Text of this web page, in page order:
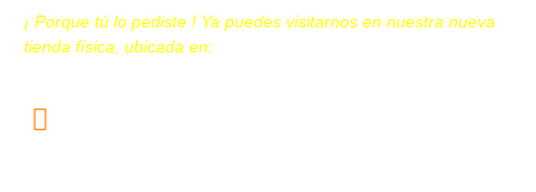
¡ Porque tú lo pediste ! Ya puedes visitarnos en nuestra nueva
tienda física, ubicada en: